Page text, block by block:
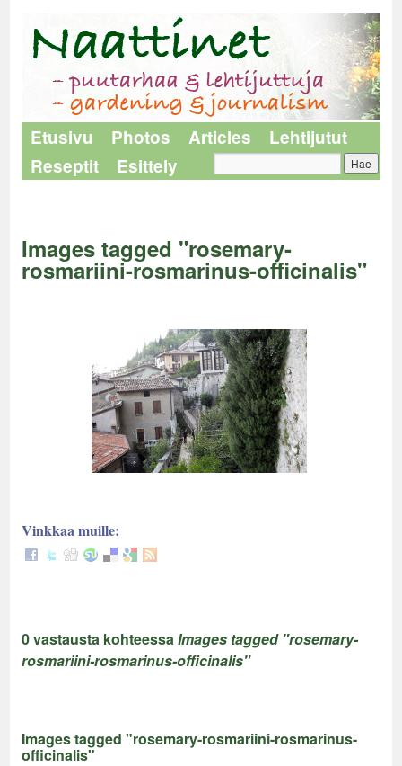
Etusivu Photos Articles
Lehtijutut
Reseptit
Esittely
Images tagged "rosemary-
rosmariini-rosmarinus-officinalis"
Vinkkaa muille:
0 vastausta kohteessaImages tagged "rosemary-
rosmariini-rosmarinus-officinalis"
Images tagged "rosemary-rosmariini-rosmarinus-
officinalis"